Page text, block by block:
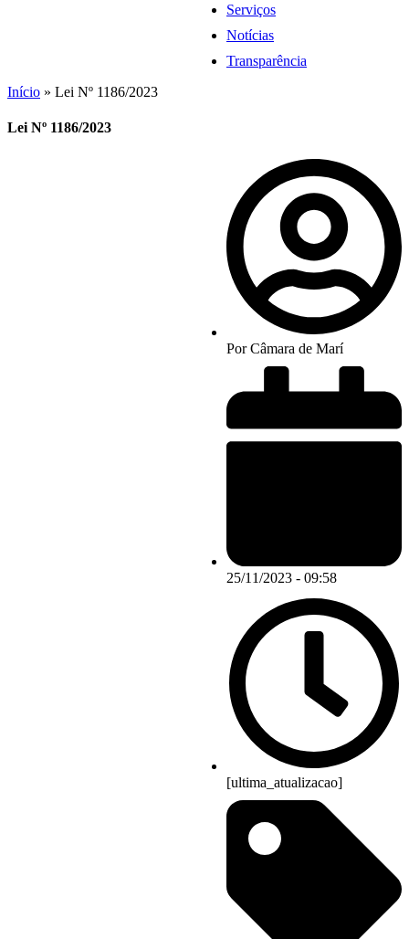
Serviços
Notícias
Transparência
Início » Lei Nº 1186/2023
Lei Nº 1186/2023
PorCâmara de Marí
25/11/2023 - 09:58
[ultima_atualizacao]